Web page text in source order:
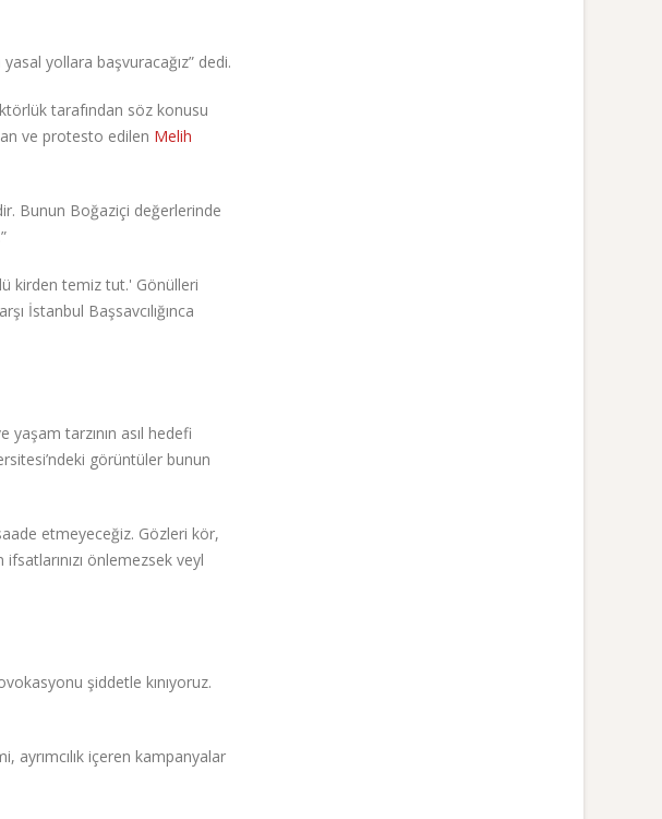
yasal yollara başvuracağız” dedi.
tarafından söz konusu
ve protesto edilen Melih
Bunun Boğaziçi değerlerinde
kirden temiz tut.' Gönülleri
İstanbul Başsavcılığınca
yaşam tarzının asıl hedefi
görüntüler bunun
etmeyeceğiz. Gözleri kör,
önlemezsek veyl
şiddetle kınıyoruz.
ayrımcılık içeren kampanyalar